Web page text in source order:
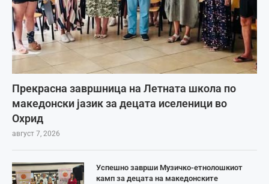
Прекрасна завршница на Летната школа по
македонски јазик за децата иселеници во
Охрид
август 7, 2026
Успешно заврши Музичко-етнолошкиот
камп за децата на македонските